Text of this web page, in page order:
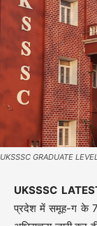
UKSSSC GRADUATE
UKSSSC
प्रदेश में समूह-ग के